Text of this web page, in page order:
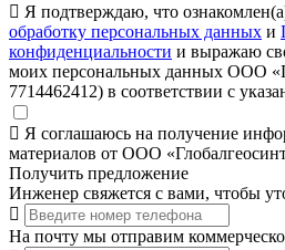
Я подтверждаю, что
обработку персональных данных и
конфиденциальности и выражаю
моих персональных данных ООО
7714462412) в соответствии с
Я соглашаюсь на получение
материалов от ООО
Получить предложение
Инженер свяжется с вами, чтобы
На почту мы отправим